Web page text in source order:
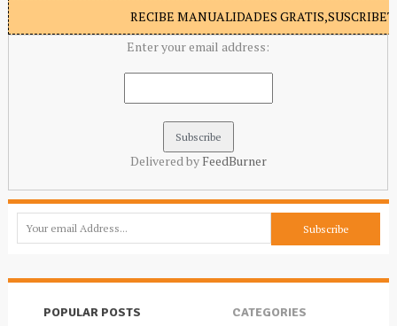
RECIBE MANUALIDADES
Enter your email address:
Delivered by FeedBurner
POPULAR POSTS CATEGORIES